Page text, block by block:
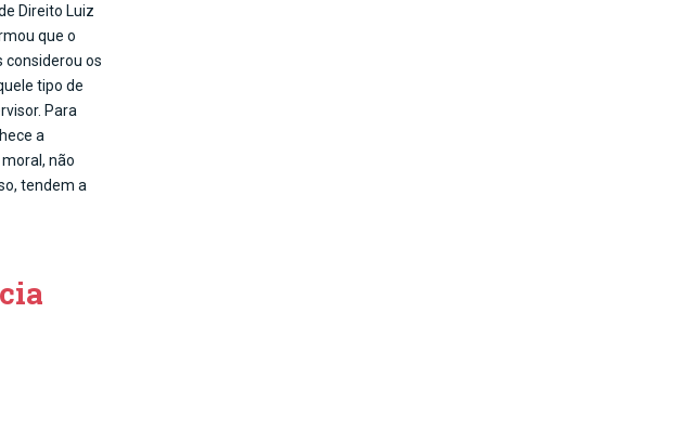
Direito Luiz
que o
considerou os
tipo de
Para
a
não
tendem a